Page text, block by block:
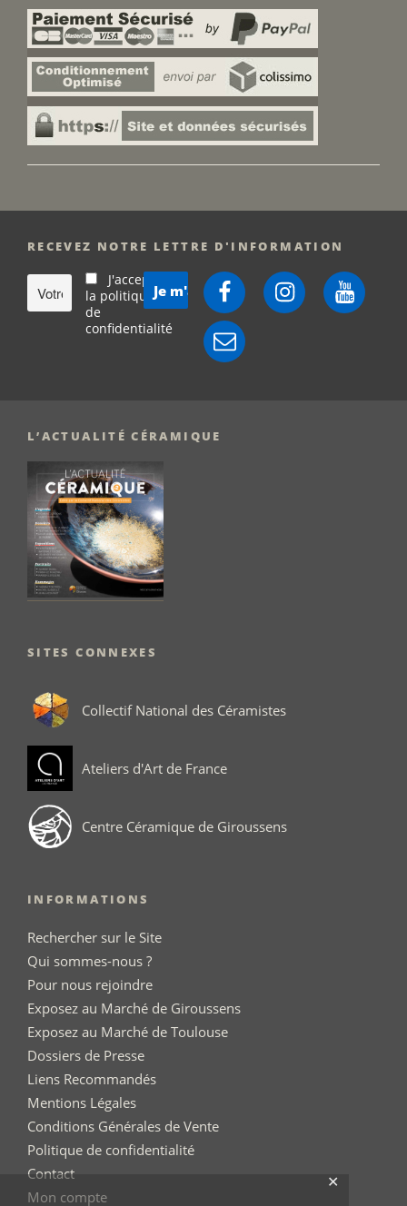
✕
RECEVEZ NOTRE LETTRE D'INFORMATION
J'accepte
la politique
de
confidentialité
FacebookInstagramYouTube
E-
mail
L’ACTUALITÉ CÉRAMIQUE
SITES CONNEXES
Collectif National des Céramistes
Ateliers d'Art de France
Centre Céramique de Giroussens
INFORMATIONS
Rechercher sur le Site
Qui sommes-nous ?
Pour nous rejoindre
Exposez au Marché de Giroussens
Exposez au Marché de Toulouse
Dossiers de Presse
Liens Recommandés
Mentions Légales
Conditions Générales de Vente
Politique de confidentialité
Contact
Mon compte